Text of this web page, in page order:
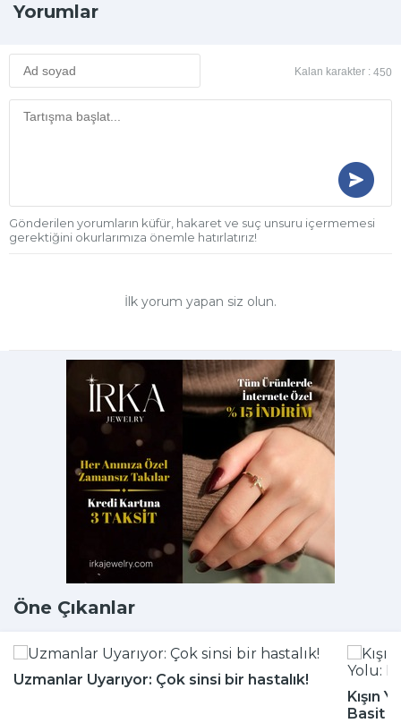
Yorumlar
Kalan karakter : 450
Gönderilen yorumların küfür, hakaret ve suç unsuru içermemesi
gerektiğini okurlarımıza önemle hatırlatırız!
İlk yorum yapan siz olun.
Öne Çıkanlar
Uzmanlar Uyarıyor: Çok sinsi bir hastalık!
Kışın
Basit